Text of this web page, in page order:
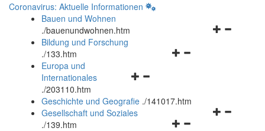
Coronavirus: Aktuelle Informationen
Bauen und Wohnen
./bauenundwohnen.htm
Navigationsmenü
Bildung und Forschung
./133.htm
Navigationsmenü
und
schließen
Europa und
Internationales
./203110.htm
Geschichte und Geografie ./141017.htm
Navigationsmenü
Gesellschaft und Soziales
./139.htm